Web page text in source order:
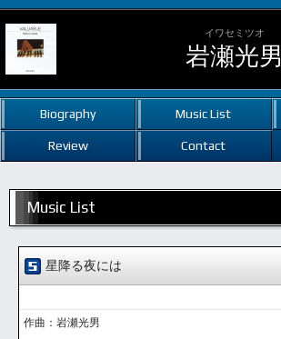
イワセミツオ
岩瀬光男
Biography Music List
Review Contact
Music List
星降る夜には
作曲：岩瀬光男